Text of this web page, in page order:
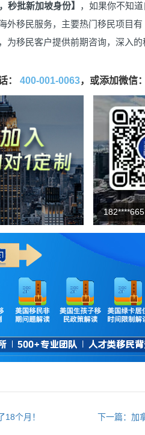
秒批新加坡身份】
，如果你不知
外移民服务，主要热门移民项目有
，为移民客户提供前期咨询，深入
： 400-001-0063，或添加微信：
18个月！ 下一篇：加